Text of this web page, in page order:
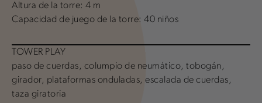
Altura de la torre: 4 m
Capacidad de juego de la torre: 40 niños
TOWER PLAY
paso de cuerdas, columpio de neumático, tobogán,
girador, plataformas onduladas, escalada de cuerdas,
taza giratoria